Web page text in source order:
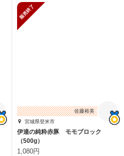
佐藤裕美
宮城県登米市
伊達の純粋赤豚 モモブロック
（500g）
1,080円